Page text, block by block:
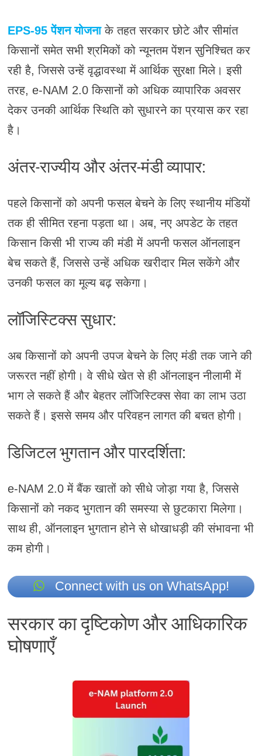
EPS-95 पेंशन योजनाके तहत सरकार छोटे और सीमांत
किसानों समेत सभी श्रमिकों को न्यूनतम पेंशन सुनिश्चित कर
रही है, जिससे उन्हें वृद्धावस्था में आर्थिक सुरक्षा मिले। इसी
तरह, e-NAM 2.0 किसानों को अधिक व्यापारिक अवसर
देकर उनकी आर्थिक स्थिति को सुधारने का प्रयास कर रहा
है।
अंतर-राज्यीय और अंतर-मंडी व्यापार:
पहले किसानों को अपनी फसल बेचने के लिए स्थानीय मंडियों
तक ही सीमित रहना पड़ता था। अब, नए अपडेट के तहत
किसान किसी भी राज्य की मंडी में अपनी फसल ऑनलाइन
बेच सकते हैं, जिससे उन्हें अधिक खरीदार मिल सकेंगे और
उनकी फसल का मूल्य बढ़ सकेगा।
लॉजिस्टिक्स सुधार:
अब किसानों को अपनी उपज बेचने के लिए मंडी तक जाने की
जरूरत नहीं होगी। वे सीधे खेत से ही ऑनलाइन नीलामी में
भाग ले सकते हैं और बेहतर लॉजिस्टिक्स सेवा का लाभ उठा
सकते हैं। इससे समय और परिवहन लागत की बचत होगी।
डिजिटल भुगतान और पारदर्शिता:
e-NAM 2.0 में बैंक खातों को सीधे जोड़ा गया है, जिससे
किसानों को नकद भुगतान की समस्या से छुटकारा मिलेगा।
साथ ही, ऑनलाइन भुगतान होने से धोखाधड़ी की संभावना भी
कम होगी।
Connect with us on WhatsApp!
सरकार का दृष्टिकोण और आधिकारिक
घोषणाएँ